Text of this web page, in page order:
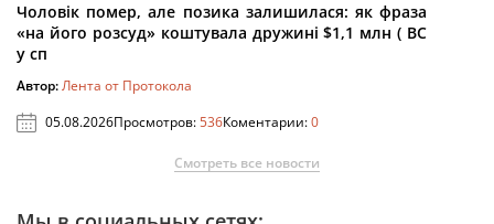
Чоловік помер, але позика залишилася: як фраза
«на його розсуд» коштувала дружині $1,1 млн ( ВС
у сп
Автор:Лента от Протокола
05.08.2026Просмотров:536Коментарии:0
Смотреть все новости